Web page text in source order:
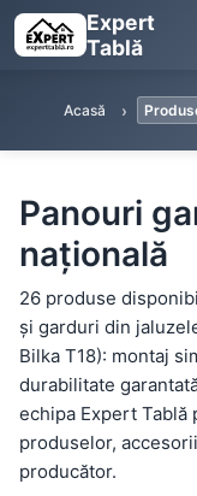
Expert
Tablă
Acasă
Panouri
națională
26 produse
și garduri din
Bilka T18): montaj
durabilitate
echipa Expert Tablă
produselor,
producător.